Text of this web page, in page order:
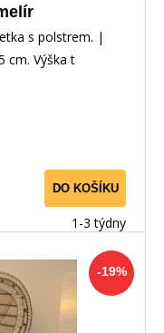
s polstrem. |
cm. Výška t
DO KOŠÍKU
1-3 týdny
-19%